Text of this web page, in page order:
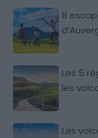
8
Les 5
les
Les